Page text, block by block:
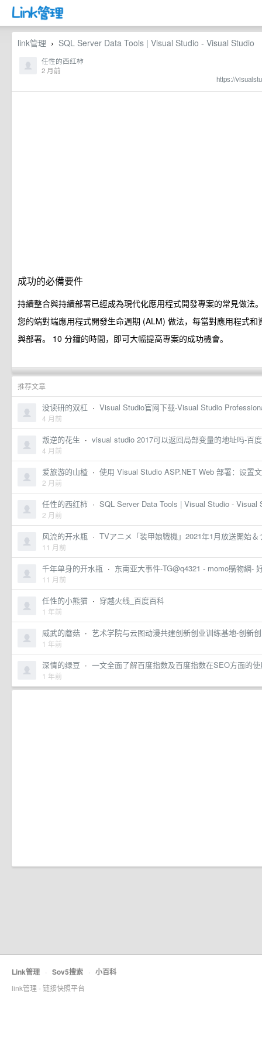
link管理 › SQL Server Data Tools | Visual Studio - Visual Studio
https://
任性的西红柿
2 月前
成功的必備要件
持續整合與持續部署已經成為現代化應用程式開發專案的常見做法
您的端對端應用程式開發生命週期 (ALM) 做法，每當對應用程式
與部署。 10 分鐘的時間，即可大幅提高專案的成功機會。
推荐文章
没读研的双杠 · Visual Studio官网下载-Visual Studio
4 月前
叛逆的花生 · visual studio 2017可以返回局部变量的地址吗-百
4 月前
爱旅游的山楂 · 使用 Visual Studio ASP.NET Web 部署：设置
2 月前
任性的西红柿 · SQL Server Data Tools | Visual Studio - Visual
2 月前
风流的开水瓶 · TVアニメ「装甲娘戦機」2021年1月放送開始
11 月前
千年单身的开水瓶 · 东南亚大事件-TG@q4321 - momo購物網-
11 月前
任性的小熊猫 · 穿越火线_百度百科
1 年前
威武的蘑菇 · 艺术学院与云图动漫共建创新创业训练基地-创新
1 年前
深情的绿豆 · 一文全面了解百度指数及百度指数在SEO方面的
1 年前
Link管理 · Sov5搜索 · 小百科
link管理 - 链接快照平台